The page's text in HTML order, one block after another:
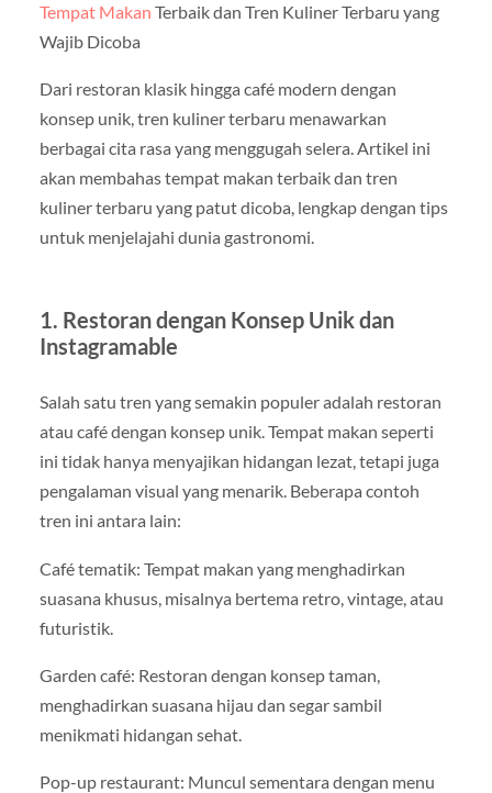
Tempat Makan Terbaik dan Tren Kuliner Terbaru yang
Wajib Dicoba
Dari restoran klasik hingga café modern dengan
konsep unik, tren kuliner terbaru menawarkan
berbagai cita rasa yang menggugah selera. Artikel ini
akan membahas tempat makan terbaik dan tren
kuliner terbaru yang patut dicoba, lengkap dengan tips
untuk menjelajahi dunia gastronomi.
1. Restoran dengan Konsep Unik dan
Instagramable
Salah satu tren yang semakin populer adalah restoran
atau café dengan konsep unik. Tempat makan seperti
ini tidak hanya menyajikan hidangan lezat, tetapi juga
pengalaman visual yang menarik. Beberapa contoh
tren ini antara lain:
Café tematik: Tempat makan yang menghadirkan
suasana khusus, misalnya bertema retro, vintage, atau
futuristik.
Garden café: Restoran dengan konsep taman,
menghadirkan suasana hijau dan segar sambil
menikmati hidangan sehat.
Pop-up restaurant: Muncul sementara dengan menu